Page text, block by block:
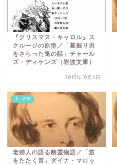
『クリスマス・キャロル』ス
クルージの原型／「墓掘り男
をさらった鬼の話」チャール
ズ・ディケンズ（岩波文庫）
2018年10月6日
本・読書
老婦人の語る幽霊物語／「窓
をたたく音」ダイナ・マロッ